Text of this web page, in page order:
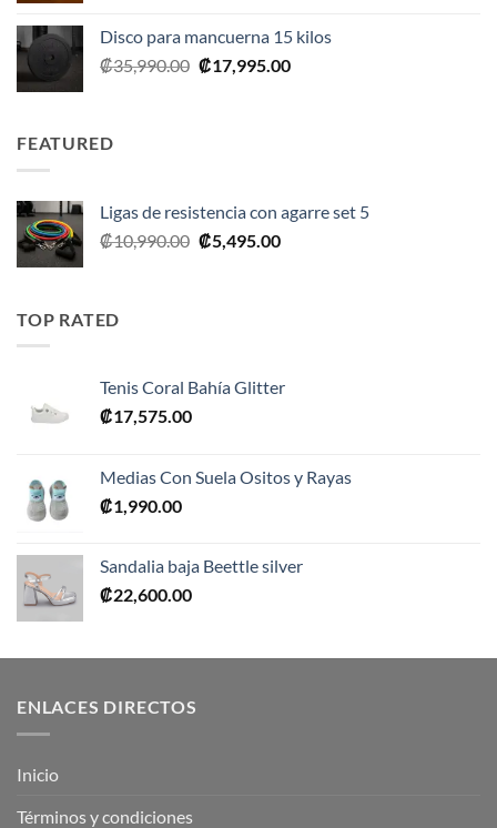
Disco para mancuerna 15 kilos
₡35,990.00 El
₡17,995.00El
FEATURED
Ligas de resistencia con agarre set 5
₡10,990.00 El
₡5,495.00El
TOP RATED
Tenis Coral Bahía Glitter
₡17,575.00
Medias Con Suela Ositos y Rayas
₡1,990.00
Sandalia baja Beettle silver
₡22,600.00
ENLACES DIRECTOS
Inicio
Términos y condiciones